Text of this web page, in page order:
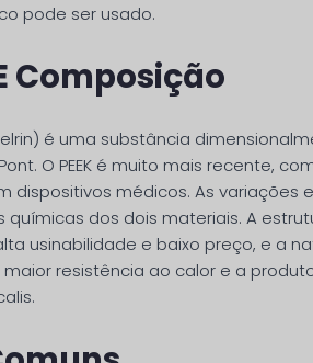
pode ser usado.
Composição
é uma substância
O PEEK é muito mais recente,
médicos. As variações
dos dois materiais. A
usinabilidade e baixo preço, e a
maior resistência ao calor e a